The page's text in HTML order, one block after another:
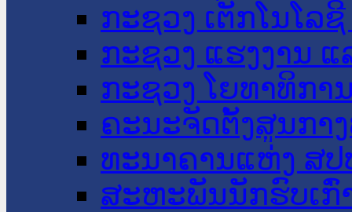
ກະຊວງ ເຕັກໂນໂລ
ກະຊວງ ແຮງງານ
ກະຊວງ ໂຍທາທິກາ
ຄະນະຈັດຕັ້ງສູນກາ
ທະນາຄານແຫ່ງ ສປ
ສະຫະພັນນັກຮົບເກົ່